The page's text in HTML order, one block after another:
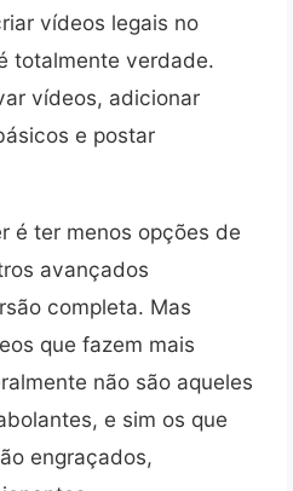
vídeos legais no
totalmente verdade.
vídeos, adicionar
e postar
é ter menos opções de
avançados
completa. Mas
que fazem mais
não são aqueles
e sim os que
engraçados,